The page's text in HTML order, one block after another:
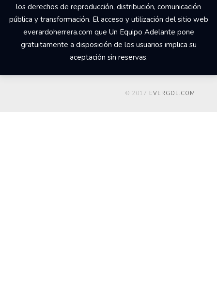
los derechos de reproducción, distribución, comunicación
pública y transformación. El acceso y utilización del sitio web
everardoherrera.com que Un Equipo Adelante pone
gratuitamente a disposición de los usuarios implica su
aceptación sin reservas.
© 2017 EVERGOL.COM